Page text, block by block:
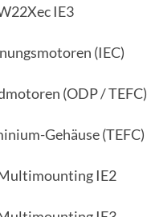
IE3
(IEC)
(ODP / TEFC)
Gehäuse (TEFC)
IE2